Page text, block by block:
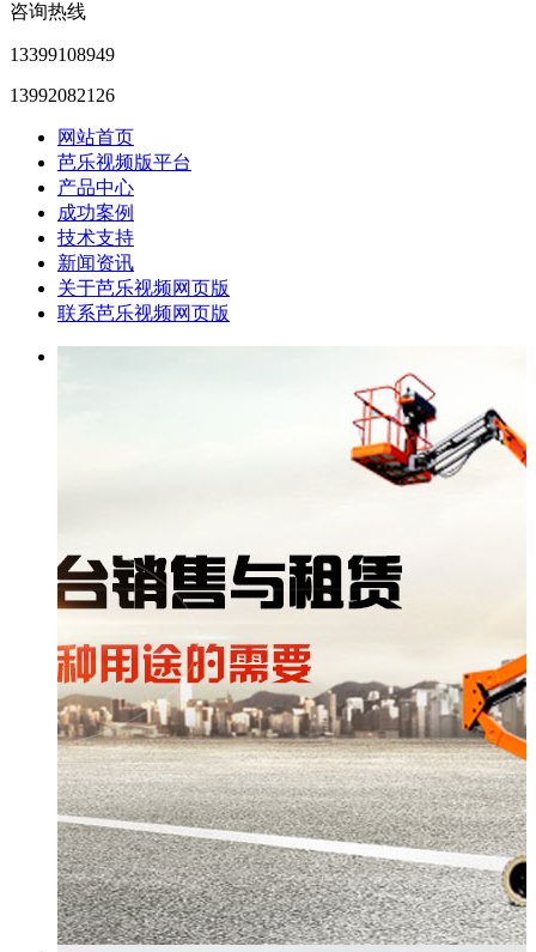
咨询热线
13399108949
13992082126
网站首页
芭乐视频版平台
产品中心
成功案例
技术支持
新闻资讯
关于芭乐视频网页版
联系芭乐视频网页版